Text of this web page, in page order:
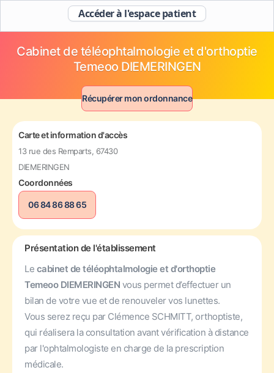
Accéder à l'espace patient
Cabinet de téléophtalmologie et d'orthoptie
Temeoo DIEMERINGEN
Récupérer mon ordonnance
Carte et information d'accès
13 rue des Remparts, 67430
DIEMERINGEN
Coordonnées
06 84 86 88 65
Présentation de l'établissement
Le cabinet de téléophtalmologie et d'orthoptie
Temeoo DIEMERINGEN vous permet d’effectuer un
bilan de votre vue et de renouveler vos lunettes.
Vous serez reçu par Clémence SCHMITT, orthoptiste,
qui réalisera la consultation avant vérification à distance
par l'ophtalmologiste en charge de la prescription
médicale.